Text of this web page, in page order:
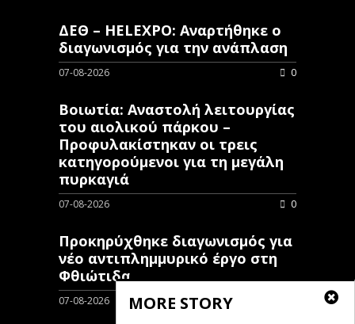
MORE STORY
ΔΕΘ – HELEXPO: Αναρτήθηκε ο
διαγωνισμός για την ανάπλαση
07-08-2026 0
Βοιωτία: Αναστολή λειτουργίας
του αιολικού πάρκου –
Προφυλακίστηκαν οι τρεις
κατηγορούμενοι για τη μεγάλη
πυρκαγιά
07-08-2026 0
Προκηρύχθηκε διαγωνισμός για
νέo αντιπλημμυρικό έργο στη
Φθιώτιδα
07-08-2026